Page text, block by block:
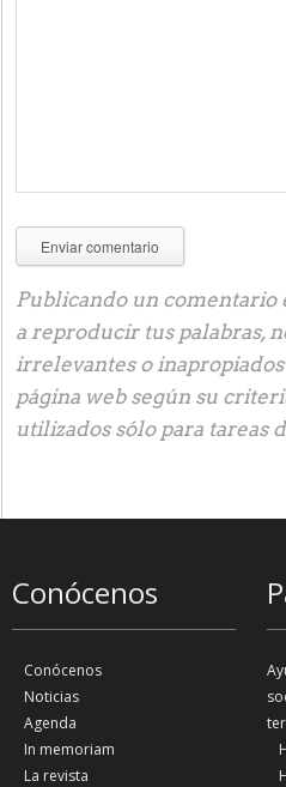
Publicando un comentario
a reproducir tus palabras,
irrelevantes o
página web según su
utilizados sólo para tareas
Conócenos
Conócenos
Noticias
Agenda
In memoriam
La revista